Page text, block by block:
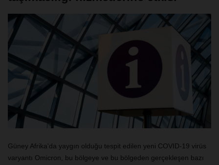
Güney Afrika'da yaygın olduğu tespit edilen yeni COVID-19 virüs
varyantı Omicron, bu bölgeye ve bu bölgeden gerçekleşen bazı